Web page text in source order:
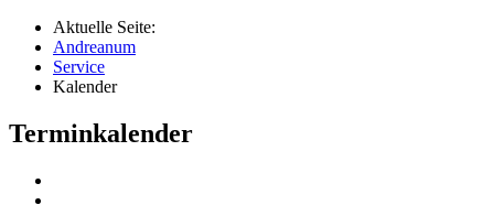
Aktuelle Seite:
Andreanum
Service
Kalender
Terminkalender